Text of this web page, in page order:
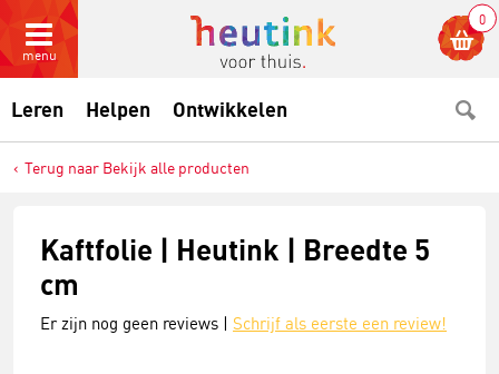
menu
0
Leren Helpen Ontwikkelen
Terug naar Bekijk alle producten
Kaftfolie | Heutink | Breedte 5
cm
Er zijn nog geen reviews | Schrijf als eerste een review!